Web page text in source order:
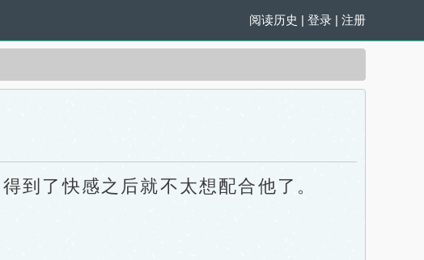
阅读历史 | 登录 | 注册
了快感之后就不太想配合他了。